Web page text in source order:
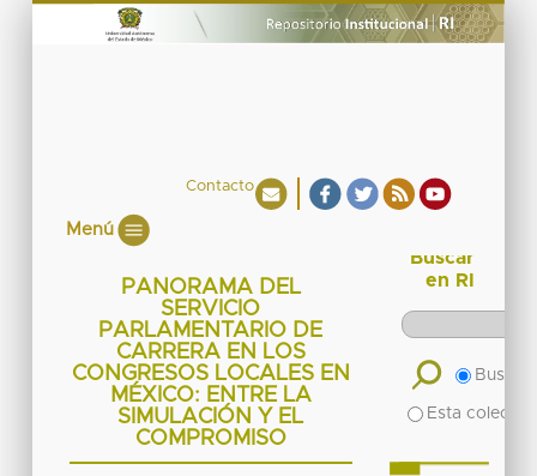
Contacto
Menú
PANORAMA DEL
SERVICIO
PARLAMENTARIO DE
CARRERA EN LOS
CONGRESOS LOCALES EN
MÉXICO: ENTRE LA
SIMULACIÓN Y EL
COMPROMISO
Buscar
en RI
Buscar
Esta